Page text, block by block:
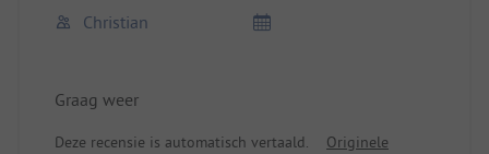
Christian
Graag weer
Deze recensie is automatisch vertaald.
Originele